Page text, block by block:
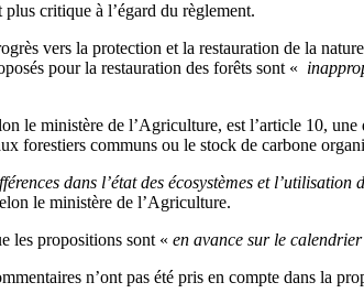
critique à l’égard du règlement.
vers la protection et la restauration de la
pour la restauration des forêts sont «
le ministère de l’Agriculture, est l’article 10,
forestiers communs ou le stock de carbone
dans l’état des écosystèmes et
le ministère de l’Agriculture.
les propositions sont « en avance sur le calendrier
n’ont pas été pris en compte dans la